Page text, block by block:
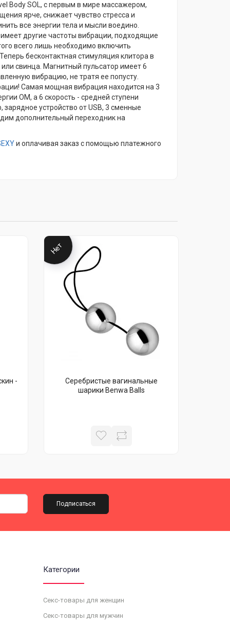
Body SOL, с первым в мире массажером,
ярче, снижает чувство стресса и
все энергии тела и мысли воедино.
другие частоты вибрации, подходящие
всего лишь необходимо включить
бесконтактная стимуляция клитора в
свинца. Магнитный пульсатор имеет 6
вибрацию, не тратя ее попусту.
Самая мощная вибрация находится на 3
ОМ, а 6 скорость - средней ступени
устройство от USB, 3 сменные
дополнительный переходник на
и оплачивая заказ с помощью платежного
-
Нет
Серебристые вагинальные
шарики Benwa Balls
Подписаться
Категории
Секс-товары для женщин
Секс-товары для мужчин